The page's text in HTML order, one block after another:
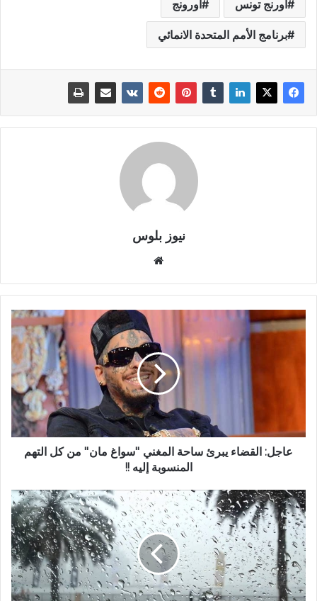
أورنج تونس أورونج
برنامج الأمم المتحدة الانمائي
نيوز بلوس
عاجل: القضاء يبرئ ساحة المغني ''سواغ مان'' من كل التهم
المنسوبة إليه !!